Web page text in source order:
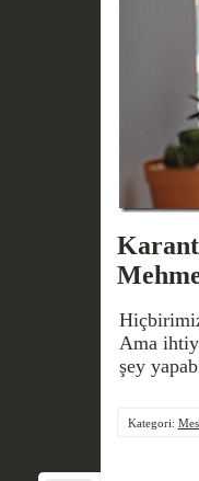
Hiçbirimiz
Ama
şey
Kategori: